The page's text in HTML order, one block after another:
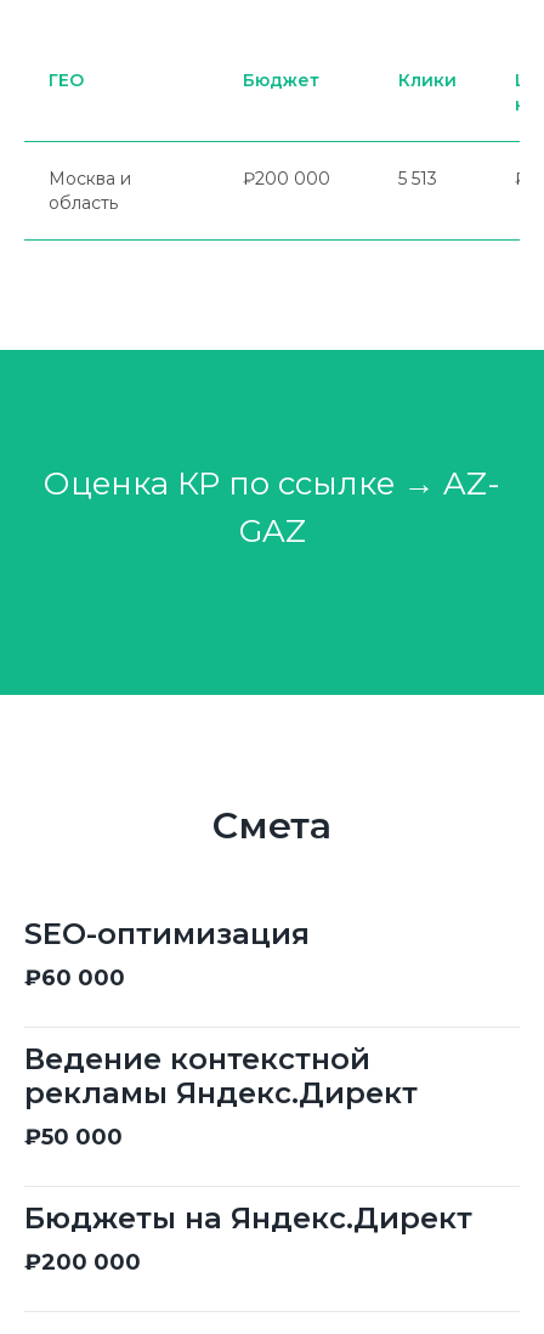
ГЕО Бюджет Клики
Москва и
область
₽200 000 5 513
Оценка КР по ссылке → AZ-
GAZ
Смета
SEO-оптимизация
₽60 000
Ведение контекстной
рекламы Яндекс.Директ
₽50 000
Бюджеты на Яндекс.Директ
₽200 000